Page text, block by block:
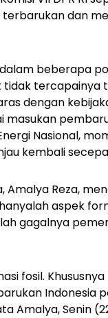
dan
dalam beberapa
dengan
Nasional,
kembali
Reza,
aspek
gagalnya
fosil.
Indonesia
Amalya, Senin